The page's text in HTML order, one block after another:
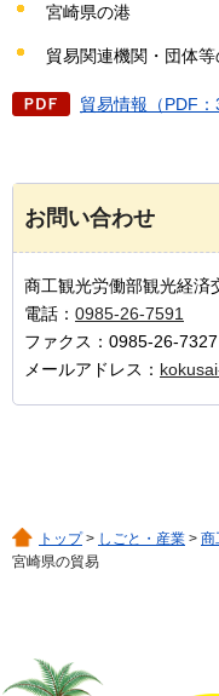
宮崎県の港
貿易関連機関・団体
貿易情報（PDF：
お問い合わせ
商工観光労働部観光経済
電話： 0985-26-7591
ファクス：0985-26-7327
メールアドレス：
トップ> しごと・産業 > 商
宮崎県の貿易